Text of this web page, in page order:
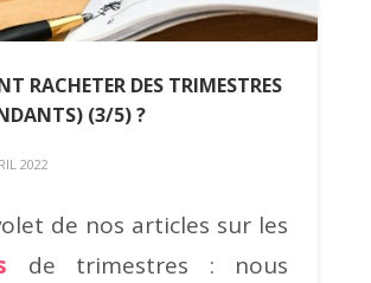
RACHETER DES TRIMESTRES
(3/5) ?
2022
de nos articles sur les
de trimestres : nous